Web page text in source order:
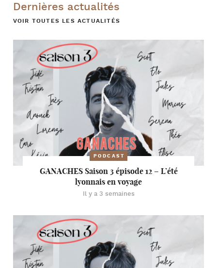
Dernières actualités
VOIR TOUTES LES ACTUALITÉS
PODCAST
GANACHES Saison 3 épisode 12 – L’été
lyonnais en voyage
Il y a 3 semaines